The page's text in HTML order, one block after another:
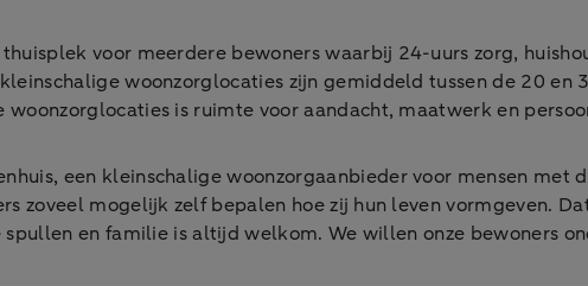
voor meerdere bewoners waarbij 24-uurs zorg,
woonzorglocaties zijn gemiddeld tussen de 20
is ruimte voor aandacht, maatwerk en
een kleinschalige woonzorgaanbieder voor mensen
zoveel mogelijk zelf bepalen hoe zij hun leven vormgeven.
en familie is altijd welkom. We willen onze bewoners